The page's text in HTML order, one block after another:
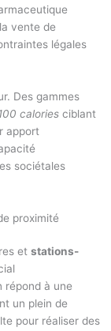
vente de
légales
Des gammes
caloriesciblant
apport
sociétales
proximité
et stations-
répond à une
un plein de
pour réaliser des